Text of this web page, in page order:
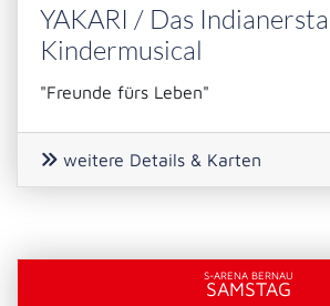
YAKARI / Das
Kindermusical
"Freunde fürs Leben"
weitere Details & Karten
S-ARENA BERNAU
SAMSTAG